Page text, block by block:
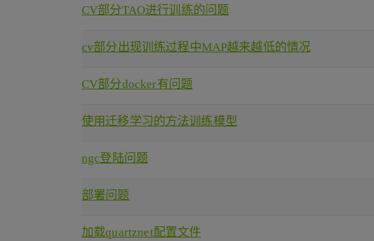
CV部分TAO进行训练的问题
cv部分出现训练过程中MAP越来越低的情况
CV部分docker有问题
使用迁移学习的方法训练模型
ngc登陆问题
部署问题
加载quartznet配置文件